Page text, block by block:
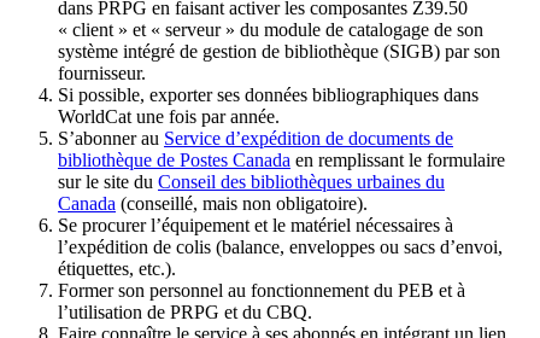
dans PRPG en faisant activer les composantes Z39.50
« client » et « serveur » du module de catalogage de son
système intégré de gestion de bibliothèque (SIGB) par son
fournisseur.
Si possible, exporter ses données bibliographiques dans
WorldCat une fois par année.
S’abonner au Service d’expédition de documents de
bibliothèque de Postes Canada en remplissant le formulaire
sur le site du Conseil des bibliothèques urbaines du
Canada (conseillé, mais non obligatoire).
Se procurer l’équipement et le matériel nécessaires à
l’expédition de colis (balance, enveloppes ou sacs d’envoi,
étiquettes, etc.).
Former son personnel au fonctionnement du PEB et à
l’utilisation de PRPG et du CBQ.
Faire connaître le service à ses abonnés en intégrant un lien